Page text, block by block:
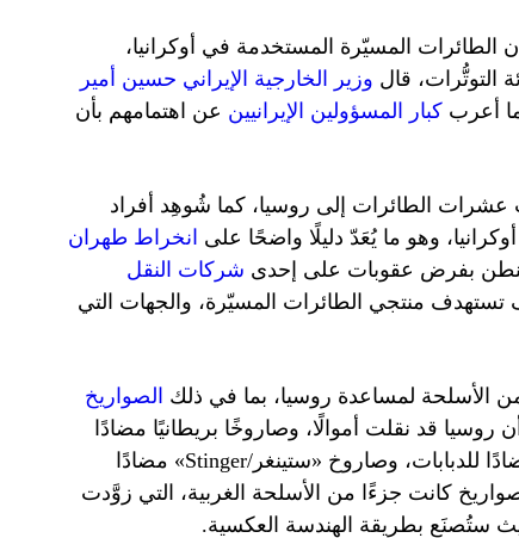
المسيّرة المستخدمة في أوكرانيا،
التوتُّرات، قال وزير الخارجية الإيراني حسين أمير
أعرب كبار المسؤولين الإيرانيين عن اهتمامهم بأن
الطائرات إلى روسيا، كما شُوهِد أفراد
وهو ما يُعَدّ دليلًا واضحًا على انخراط طهران
بفرض عقوبات على إحدى شركات النقل
تستهدف منتجي الطائرات المسيّرة، والجهات التي
الأسلحة لمساعدة روسيا، بما في ذلك الصواريخ
قد نقلت أموالًا، وصاروخًا بريطانيًا مضادًا
للدبابات من طراز NLAW، وصاروخَ «جافلين/Javelin» أمريكيًا مضادًا للدبابات، وصاروخ «ستينغر/Stinger» مضادًا
كانت جزءًا من الأسلحة الغربية، التي زوَّدت
ستُصنَع بطريقة الهندسة العكسية.